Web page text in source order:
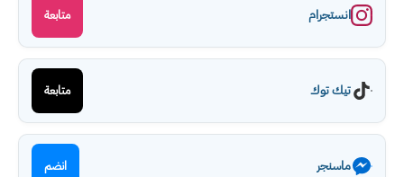
انستجرام متابعة
تيك توك متابعة
ماسنجر انضم